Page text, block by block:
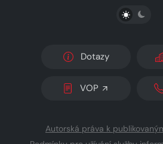
Dotazy
VOP
Autorská práva k